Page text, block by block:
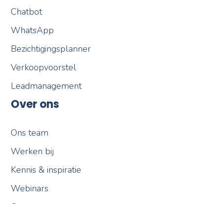
Chatbot
WhatsApp
Bezichtigingsplanner
Verkoopvoorstel
Leadmanagement
Over ons
Ons team
Werken bij
Kennis & inspiratie
Webinars